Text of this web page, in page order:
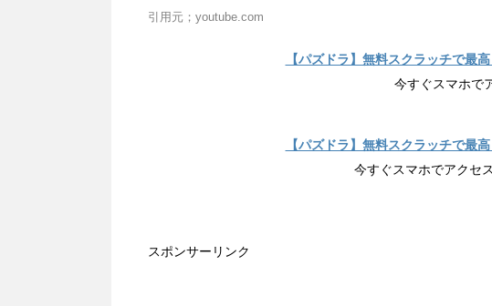
引用元；youtube.com
【パズドラ】無料スクラッチで最
今すぐスマホで
【パズドラ】無料スクラッチで最
今すぐスマホでアクセ
スポンサーリンク